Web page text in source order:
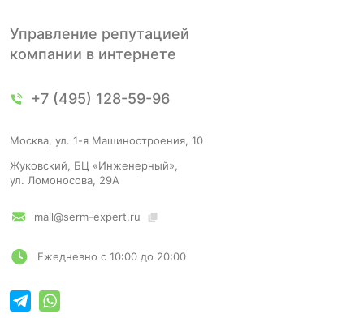
Управление репутацией
компании в интернете
+7 (495) 128-59-96
Москва, ул. 1-я Машиностроения, 10
Жуковский, БЦ «Инженерный»,
ул. Ломоносова, 29А
mail@serm-expert.ru
Ежедневно с 10:00 до 20:00